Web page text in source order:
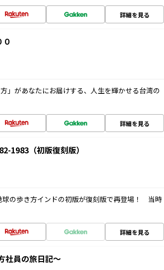
詳細を見る
」があなたにお届けする、人生を輝かせる台湾の
詳細を見る
1983（初版復刻版）
の歩き方インドの初版が復刻版で再登場！ 当時
詳細を見る
社員の旅日記～